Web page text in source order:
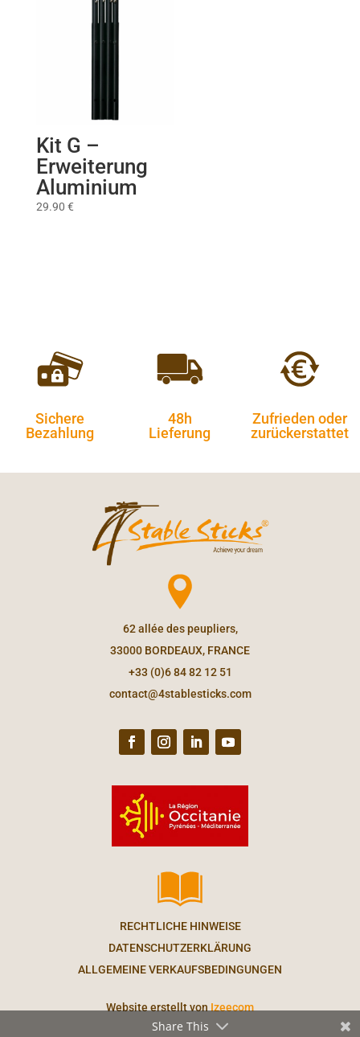
Kit G –
Erweiterung
Aluminium
29.90 €
Sichere
Bezahlung
48h
Lieferung
Zufrieden oder
zurückerstattet
62 allée des peupliers,
33000 BORDEAUX, FRANCE
+33 (0)6 84 82 12 51
contact@4stablesticks.com
RECHTLICHE HINWEISE
DATENSCHUTZERKLÄRUNG
ALLGEMEINE VERKAUFSBEDINGUNGEN
Website erstellt vonIzeecom
Share This